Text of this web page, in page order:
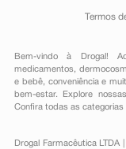
Termos
Bem-vindo à Drogal!
medicamentos ,
e bebê, conveniênciae
bem-estar. Explore
Confira todas as categorias
Drogal Farmacêutica LTDA